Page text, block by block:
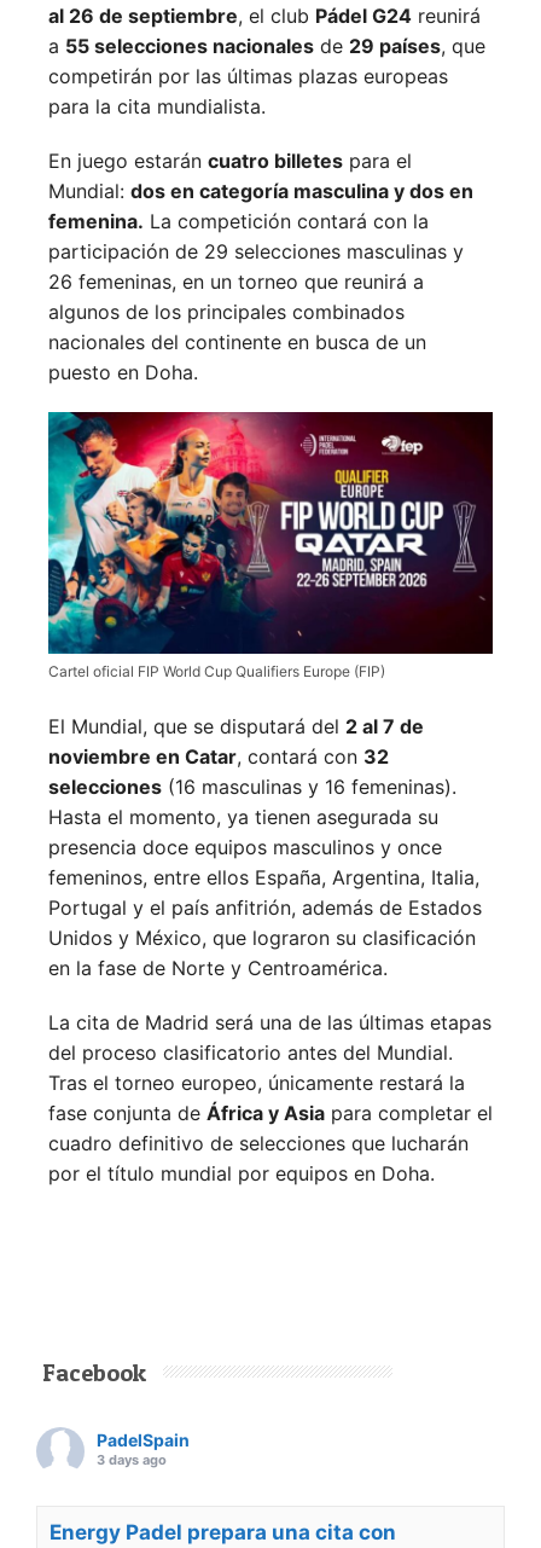
al 26 de septiembre, el club Pádel G24 reunirá
a 55 selecciones nacionales de 29 países, que
competirán por las últimas plazas europeas
para la cita mundialista.
En juego estarán cuatro billetes para el
Mundial: dos en categoría masculina y dos en
femenina. La competición contará con la
participación de 29 selecciones masculinas y
26 femeninas, en un torneo que reunirá a
algunos de los principales combinados
nacionales del continente en busca de un
puesto en Doha.
Cartel oficial FIP World Cup Qualifiers Europe (FIP)
El Mundial, que se disputará del 2 al 7 de
noviembre en Catar, contará con 32
selecciones (16 masculinas y 16 femeninas).
Hasta el momento, ya tienen asegurada su
presencia doce equipos masculinos y once
femeninos, entre ellos España, Argentina, Italia,
Portugal y el país anfitrión, además de Estados
Unidos y México, que lograron su clasificación
en la fase de Norte y Centroamérica.
La cita de Madrid será una de las últimas etapas
del proceso clasificatorio antes del Mundial.
Tras el torneo europeo, únicamente restará la
fase conjunta de África y Asia para completar el
cuadro definitivo de selecciones que lucharán
por el título mundial por equipos en Doha.
Facebook
PadelSpain
3 days ago
Energy Padel prepara una cita con